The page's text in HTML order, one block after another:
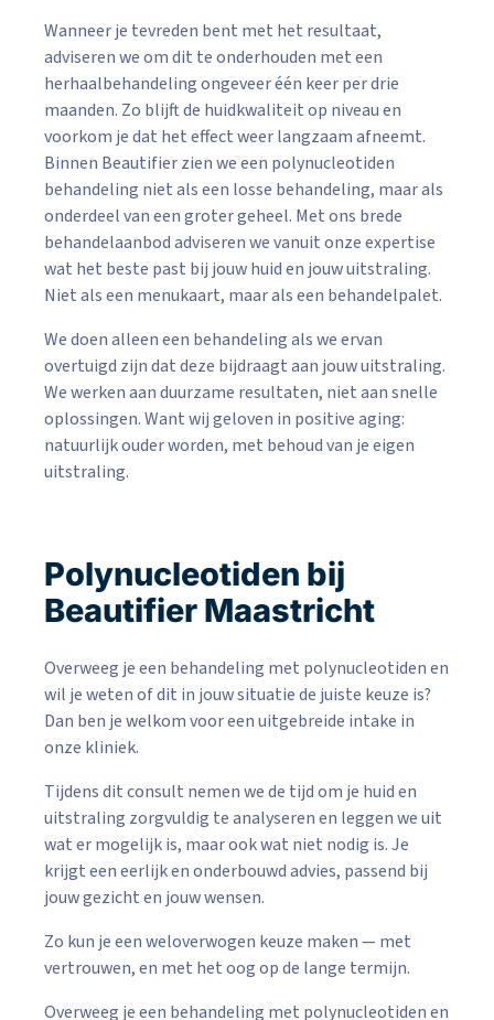
Wanneer je tevreden bent met het resultaat,
adviseren we om dit te onderhouden met een
herhaalbehandeling ongeveer één keer per drie
maanden. Zo blijft de huidkwaliteit op niveau en
voorkom je dat het effect weer langzaam afneemt.
Binnen Beautifier zien we een polynucleotiden
behandeling niet als een losse behandeling, maar als
onderdeel van een groter geheel. Met ons brede
behandelaanbod adviseren we vanuit onze expertise
wat het beste past bij jouw huid en jouw uitstraling.
Niet als een menukaart, maar als een behandelpalet.
We doen alleen een behandeling als we ervan
overtuigd zijn dat deze bijdraagt aan jouw uitstraling.
We werken aan duurzame resultaten, niet aan snelle
oplossingen. Want wij geloven in positive aging:
natuurlijk ouder worden, met behoud van je eigen
uitstraling.
Polynucleotiden bij
Beautifier Maastricht
Overweeg je een behandeling met polynucleotiden en
wil je weten of dit in jouw situatie de juiste keuze is?
Dan ben je welkom voor een uitgebreide intake in
onze kliniek.
Tijdens dit consult nemen we de tijd om je huid en
uitstraling zorgvuldig te analyseren en leggen we uit
wat er mogelijk is, maar ook wat niet nodig is. Je
krijgt een eerlijk en onderbouwd advies, passend bij
jouw gezicht en jouw wensen.
Zo kun je een weloverwogen keuze maken — met
vertrouwen, en met het oog op de lange termijn.
Overweeg je een behandeling met polynucleotiden en